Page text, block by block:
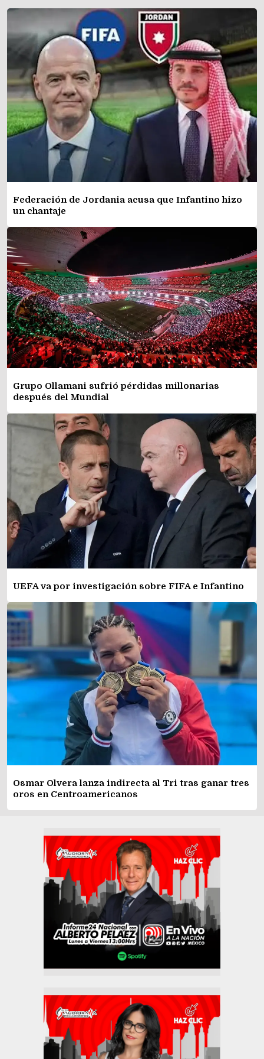
Federación de Jordania acusa que Infantino hizo
un chantaje
Grupo Ollamani sufrió pérdidas millonarias
después del Mundial
UEFA va por investigación sobre FIFA e Infantino
Osmar Olvera lanza indirecta al Tri tras ganar tres
oros en Centroamericanos